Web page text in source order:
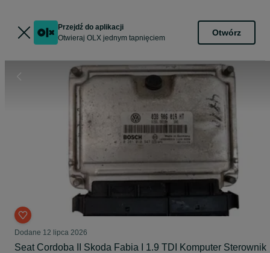
Przejdź do aplikacji
Otwieraj OLX jednym tapnięciem
Otwórz
Dodane 12 lipca 2026
Seat Cordoba II Skoda Fabia I 1.9 TDI Komputer Sterownik